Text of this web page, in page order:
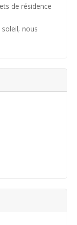
de résidence
nous